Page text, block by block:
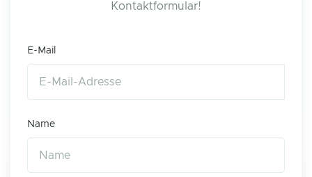
Kontaktformular!
E-Mail
Name